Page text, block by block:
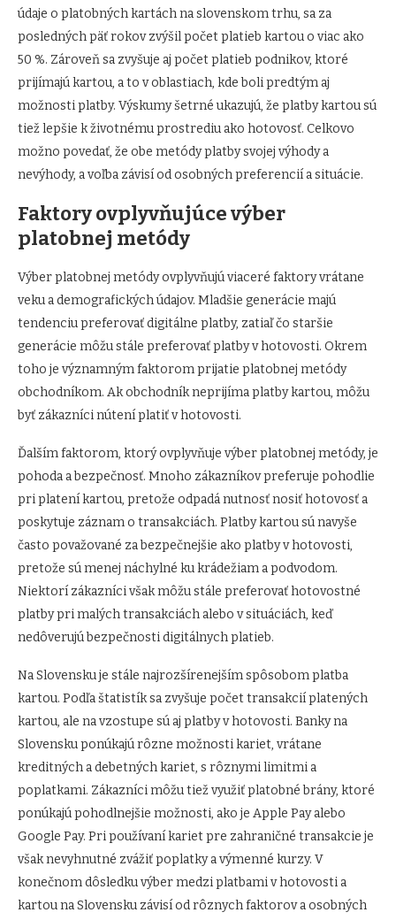
údaje o platobných kartách na slovenskom trhu, sa za
posledných päť rokov zvýšil počet platieb kartou o viac ako
50 %. Zároveň sa zvyšuje aj počet platieb podnikov, ktoré
prijímajú kartou, a to v oblastiach, kde boli predtým aj
možnosti platby. Výskumy šetrné ukazujú, že platby kartou sú
tiež lepšie k životnému prostrediu ako hotovosť. Celkovo
možno povedať, že obe metódy platby svojej výhody a
nevýhody, a voľba závisí od osobných preferencií a situácie.
Faktory ovplyvňujúce výber
platobnej metódy
Výber platobnej metódy ovplyvňujú viaceré faktory vrátane
veku a demografických údajov. Mladšie generácie majú
tendenciu preferovať digitálne platby, zatiaľ čo staršie
generácie môžu stále preferovať platby v hotovosti. Okrem
toho je významným faktorom prijatie platobnej metódy
obchodníkom. Ak obchodník neprijíma platby kartou, môžu
byť zákazníci nútení platiť v hotovosti.
Ďalším faktorom, ktorý ovplyvňuje výber platobnej metódy, je
pohoda a bezpečnosť. Mnoho zákazníkov preferuje pohodlie
pri platení kartou, pretože odpadá nutnosť nosiť hotovosť a
poskytuje záznam o transakciách. Platby kartou sú navyše
často považované za bezpečnejšie ako platby v hotovosti,
pretože sú menej náchylné ku krádežiam a podvodom.
Niektorí zákazníci však môžu stále preferovať hotovostné
platby pri malých transakciách alebo v situáciách, keď
nedôverujú bezpečnosti digitálnych platieb.
Na Slovensku je stále najrozšírenejším spôsobom platba
kartou. Podľa štatistík sa zvyšuje počet transakcií platených
kartou, ale na vzostupe sú aj platby v hotovosti. Banky na
Slovensku ponúkajú rôzne možnosti kariet, vrátane
kreditných a debetných kariet, s rôznymi limitmi a
poplatkami. Zákazníci môžu tiež využiť platobné brány, ktoré
ponúkajú pohodlnejšie možnosti, ako je Apple Pay alebo
Google Pay. Pri používaní kariet pre zahraničné transakcie je
však nevyhnutné zvážiť poplatky a výmenné kurzy. V
konečnom dôsledku výber medzi platbami v hotovosti a
kartou na Slovensku závisí od rôznych faktorov a osobných